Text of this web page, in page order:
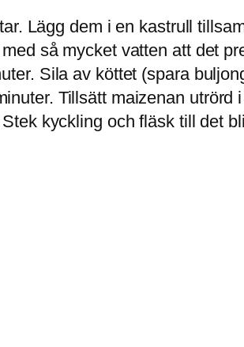
Lägg dem i en kastrull
så mycket vatten att det
Sila av köttet (spara
Tillsätt maizenan
kyckling och fläsk till det